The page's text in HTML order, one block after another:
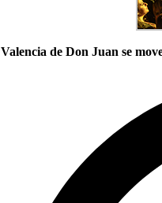
Valencia de Don Juan se